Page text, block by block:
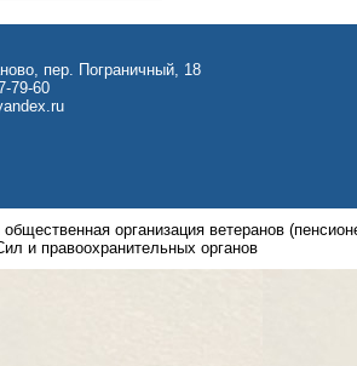
пер. Пограничный, 18
79-60
общественная организация ветеранов
и правоохранительных органов